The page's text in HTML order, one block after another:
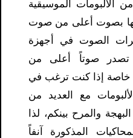
الألبومات الموسيقية
بصوت أعلى من صوت
الصوت في أجهزة
تصدر صوتاً أعلى من
خاصة إذا كنت ترغب في
مع العديد من
والمرح بينكم، لذا
المذكورة آنفاً